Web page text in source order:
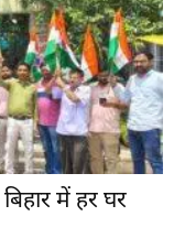
में हर घर